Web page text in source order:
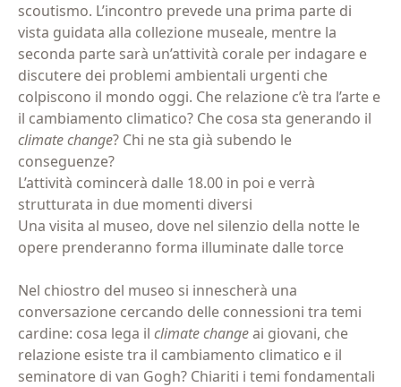
scoutismo. L’incontro prevede una prima parte di
vista guidata alla collezione museale, mentre la
seconda parte sarà un’attività corale per indagare e
discutere dei problemi ambientali urgenti che
colpiscono il mondo oggi. Che relazione c’è tra l’arte e
il cambiamento climatico? Che cosa sta generando il
climate change? Chi ne sta già subendo le
conseguenze?
L’attività comincerà dalle 18.00 in poi e verrà
strutturata in due momenti diversi
Una visita al museo, dove nel silenzio della notte le
opere prenderanno forma illuminate dalle torce
Nel chiostro del museo si innescherà una
conversazione cercando delle connessioni tra temi
cardine: cosa lega il climate changeai giovani, che
relazione esiste tra il cambiamento climatico e il
seminatore di van Gogh? Chiariti i temi fondamentali
Iscriviti alla newsletter